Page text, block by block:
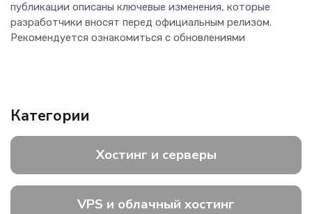
публикации описаны ключевые изменения, которые
разработчики вносят перед официальным релизом.
Рекомендуется ознакомиться с обновлениями
Категории
Хостинг и серверы
VPS и облачный хостинг